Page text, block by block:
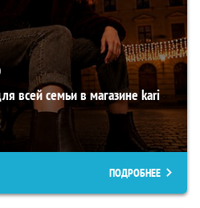
всей семьи в магазине kari
ПОДРОБНЕЕ